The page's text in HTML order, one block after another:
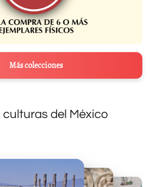
Más colecciones
culturas del México